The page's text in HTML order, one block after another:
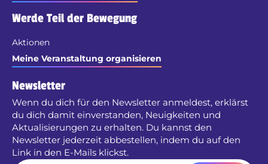
Werde Teil der Bewegung
Aktionen
Meine Veranstaltung organisieren
Newsletter
Wenn du dich für den Newsletter anmeldest, erklärst
du dich damit einverstanden, Neuigkeiten und
Aktualisierungen zu erhalten. Du kannst den
Newsletter jederzeit abbestellen, indem du auf den
Link in den E-Mails klickst.